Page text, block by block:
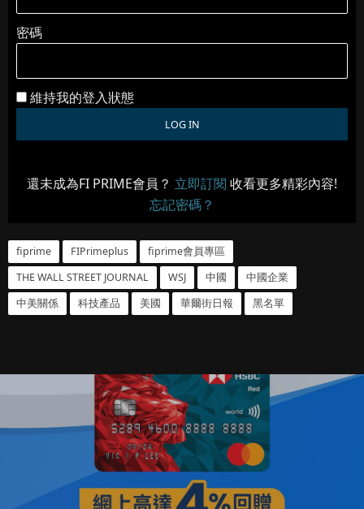
密碼
維持我的登入狀態
還未成為FI PRIME會員？ 立即訂閱 收看更多精彩內容!
忘記密碼？
fiprime FIPrimeplus
fiprime會員專區
THE WALL STREET JOURNAL
WSJ 中國
中國企業
中美關係
科技產品 美國 華爾街日報 黑名單